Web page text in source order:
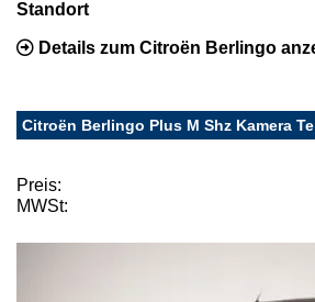
Standort
Details zum Citroën Berlingo
Citroën Berlingo Plus M Shz Kamera
Preis:
MWSt: